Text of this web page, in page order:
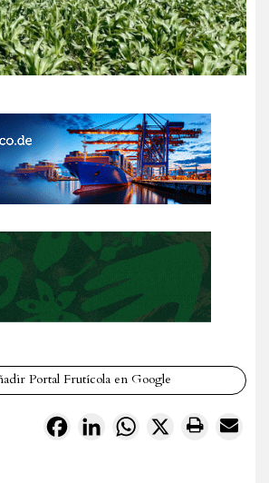
Portal Frutícola en Google
FacebookLinkedInWhatsApp
X